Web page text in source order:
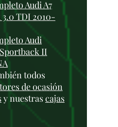
Audi A7
TDI 2010-
Audi
II
todos
de ocasión
y nuestrascajas